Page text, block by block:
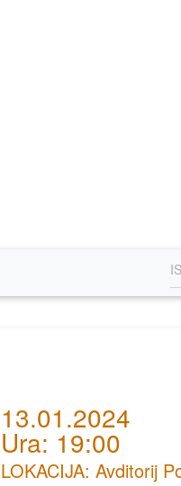
13.01.2024
Ura: 19:00
LOKACIJA: Avditorij